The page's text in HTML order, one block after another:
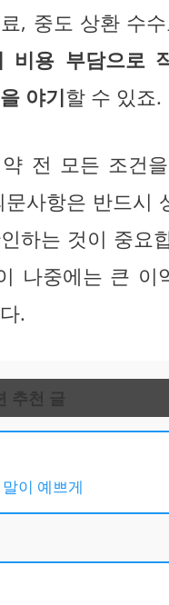
, 중도 상환 수
비용 부담으로
야기할 수 있죠.
전 모든 조건
문사항은 반드시
하는 것이 중요
나중에는 큰 이
.
추천 글
이 예쁘게